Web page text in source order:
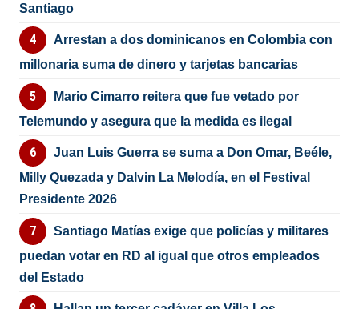
Santiago
Arrestan a dos dominicanos en Colombia con
millonaria suma de dinero y tarjetas bancarias
Mario Cimarro reitera que fue vetado por
Telemundo y asegura que la medida es ilegal
Juan Luis Guerra se suma a Don Omar, Beéle,
Milly Quezada y Dalvin La Melodía, en el Festival
Presidente 2026
Santiago Matías exige que policías y militares
puedan votar en RD al igual que otros empleados
del Estado